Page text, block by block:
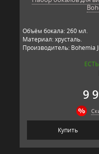
Объём бокала: 260 мл.
Материал: хрусталь.
Производитель: Bohemia
9
Купить